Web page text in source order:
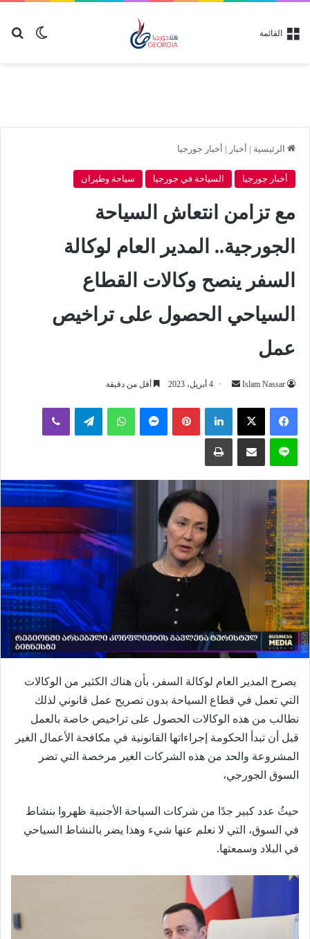
الوضع القائمة
الرئيسية | أخبار | أخبار جورجيا
أخبار جورجيا السياحة في جورجيا سياحة وطيران
مع تزامن انتعاش السياحة
الجورجية.. المدير العام لوكالة
السفر ينصح وكالات القطاع
السياحي الحصول على تراخيص
عمل
Islam Nassar
أرسل
إلكترونيا
4 أبريل، 2023 أقل من دقيقة
لينكدإن بينتيريستماسنجر واتساب تيلقرام ڤايبر
لاين مشاركة عبر البريد طباعة
يصرح المدير العام لوكالة السفر، بأن هناك الكثير من الوكالات
التي تعمل في قطاع السياحة بدون تصريح عمل قانوني لذلك
نطالب من هذه الوكالات الحصول على تراخيص خاصة بالعمل
قبل أن تبدأ الحكومة إجراءاتها القانونية في مكافحة الأعمال الغير
المشروعة والحد من هذه الشركات الغير مرخصة التي تضر
السوق الجورجي،
حيثُ عدد كبير جدًا من شركات السياحة الأجنبية ظهروا بنشاط
في السوق، التي لا نعلم عنها شيء وهذا يضر بالنشاط السياحي
في البلاد وسمعتها.